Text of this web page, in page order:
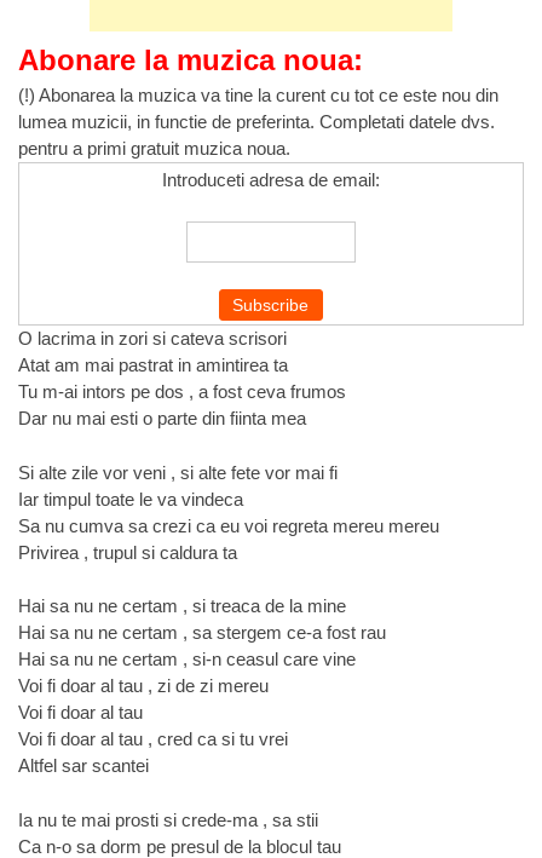
Abonare la muzica noua:
(!) Abonarea la muzica va tine la curent cu tot ce este nou din
lumea muzicii, in functie de preferinta. Completati datele dvs.
pentru a primi gratuit muzica noua.
Introduceti adresa de email:
O lacrima in zori si cateva scrisori
Atat am mai pastrat in amintirea ta
Tu m-ai intors pe dos , a fost ceva frumos
Dar nu mai esti o parte din fiinta mea
Si alte zile vor veni , si alte fete vor mai fi
Iar timpul toate le va vindeca
Sa nu cumva sa crezi ca eu voi regreta mereu mereu
Privirea , trupul si caldura ta
Hai sa nu ne certam , si treaca de la mine
Hai sa nu ne certam , sa stergem ce-a fost rau
Hai sa nu ne certam , si-n ceasul care vine
Voi fi doar al tau , zi de zi mereu
Voi fi doar al tau
Voi fi doar al tau , cred ca si tu vrei
Altfel sar scantei
Ia nu te mai prosti si crede-ma , sa stii
Ca n-o sa dorm pe presul de la blocul tau